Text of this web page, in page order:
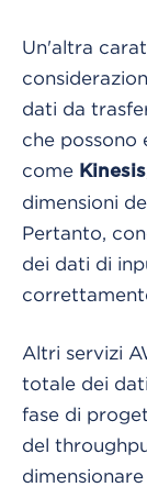
Un'altra
dati da
che possono
come Kinesis
dimensioni
Pertanto,
dei dati di
Altri servizi
totale dei
fase di
del